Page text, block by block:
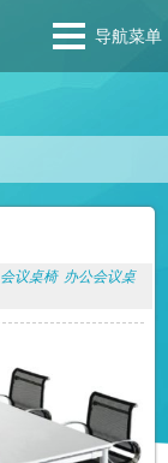
导航菜单
会议桌椅 办公会议桌